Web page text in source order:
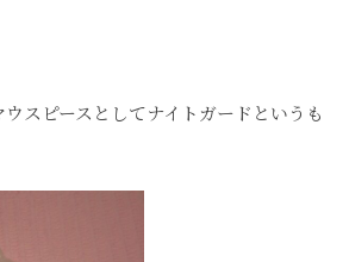
スピースとしてナイトガードというも